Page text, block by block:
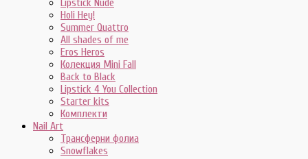
Lipstick Nude
Holi Hey!
Summer Quattro
All shades of me
Eros Heros
Колекция Mini Fall
Back to Black
Lipstick 4 You Collection
Starter kits
Комплекти
Nail Art
Трансферни фолиа
Snowflakes